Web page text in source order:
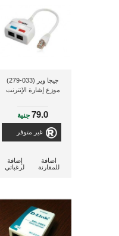
جيجا وير (033-279)
موزع إشارة الإنترنت
79.0جنية
غير متوفر
إضافة
لرغباتي
اضافة
للمقارنة